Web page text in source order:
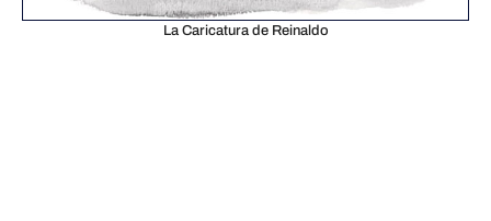
La Caricatura de Reinaldo